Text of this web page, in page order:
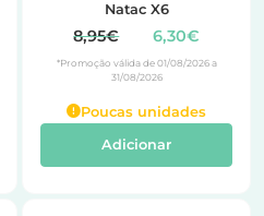
Natac X6
8,95€ 6,30€
*Promoção válida de 01/08/2026 a
31/08/2026
Poucas unidades
Adicionar